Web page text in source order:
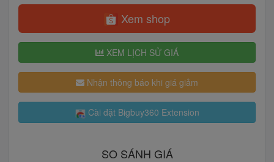
Xem shop
XEM LỊCH SỬ GIÁ
Nhận thông báo khi giá giảm
Cài đặt Bigbuy360 Extension
SO SÁNH GIÁ